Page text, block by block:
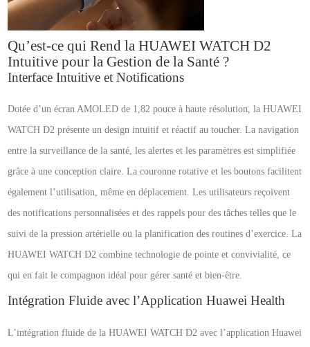
Qu’est-ce qui Rend la HUAWEI WATCH D2
Intuitive pour la Gestion de la Santé ?
Interface Intuitive et Notifications
Dotée d’un écran AMOLED de 1,82 pouce à haute résolution, la HUAWEI
WATCH D2 présente un design intuitif et réactif au toucher. La navigation
entre la surveillance de la santé, les alertes et les paramètres est simplifiée
grâce à une conception claire. La couronne rotative et les boutons facilitent
également l’utilisation, même en déplacement. Les utilisateurs reçoivent
des notifications personnalisées et des rappels pour des tâches telles que le
suivi de la pression artérielle ou la planification des routines d’exercice. La
HUAWEI WATCH D2 combine technologie de pointe et convivialité, ce
qui en fait le compagnon idéal pour gérer santé et bien-être.
Intégration Fluide avec l’Application Huawei Health
L’intégration fluide de la HUAWEI WATCH D2 avec l’application Huawei